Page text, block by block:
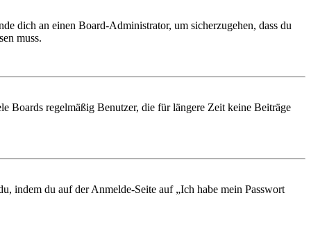
dich an einen Board-Administrator, um sicherzugehen, dass du
muss.
Boards regelmäßig Benutzer, die für längere Zeit keine Beiträge
indem du auf der Anmelde-Seite auf „Ich habe mein Passwort